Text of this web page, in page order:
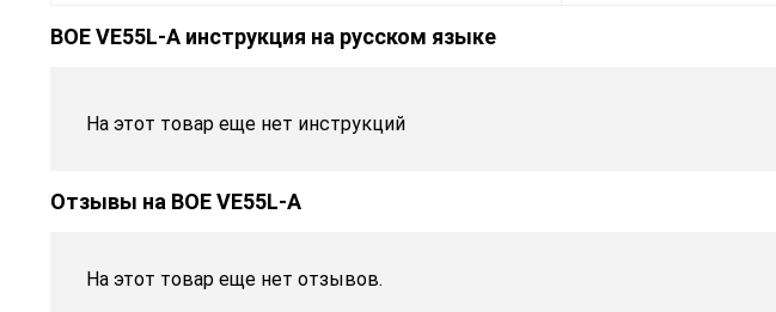
BOE VE55L-A инструкция на русском языке
На этот товар еще нет инструкций
Отзывы на BOE VE55L-A
На этот товар еще нет отзывов.